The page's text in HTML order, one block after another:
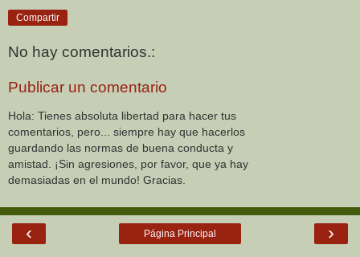
Compartir
No hay comentarios.:
Publicar un comentario
Hola: Tienes absoluta libertad para hacer tus
comentarios, pero... siempre hay que hacerlos
guardando las normas de buena conducta y
amistad. ¡Sin agresiones, por favor, que ya hay
demasiadas en el mundo! Gracias.
‹ ›
Página Principal